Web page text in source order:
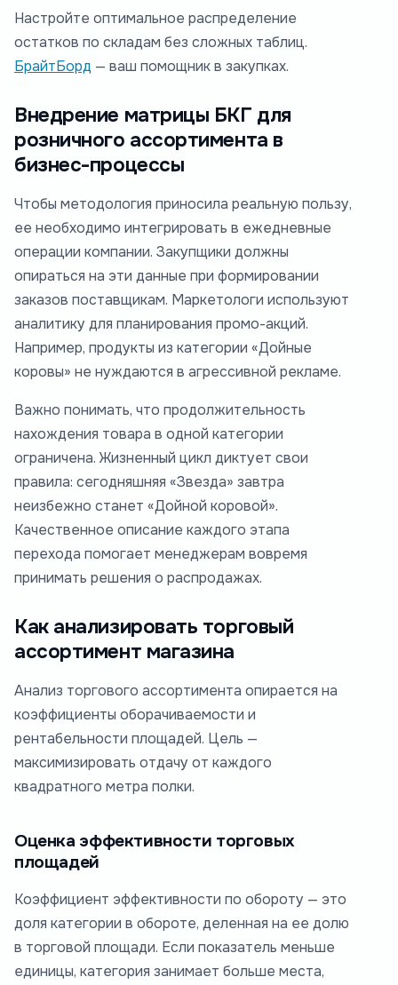
Настройте оптимальное распределение
остатков по складам без сложных таблиц.
БрайтБорд — ваш помощник в закупках.
Внедрение матрицы БКГ для
розничного ассортимента в
бизнес-процессы
Чтобы методология приносила реальную пользу,
ее необходимо интегрировать в ежедневные
операции компании. Закупщики должны
опираться на эти данные при формировании
заказов поставщикам. Маркетологи используют
аналитику для планирования промо-акций.
Например, продукты из категории «Дойные
коровы» не нуждаются в агрессивной рекламе.
Важно понимать, что продолжительность
нахождения товара в одной категории
ограничена. Жизненный цикл диктует свои
правила: сегодняшняя «Звезда» завтра
неизбежно станет «Дойной коровой».
Качественное описание каждого этапа
перехода помогает менеджерам вовремя
принимать решения о распродажах.
Как анализировать торговый
ассортимент магазина
Анализ торгового ассортимента опирается на
коэффициенты оборачиваемости и
рентабельности площадей. Цель —
максимизировать отдачу от каждого
квадратного метра полки.
Оценка эффективности торговых
площадей
Коэффициент эффективности по обороту — это
доля категории в обороте, деленная на ее долю
в торговой площади. Если показатель меньше
единицы, категория занимает больше места,